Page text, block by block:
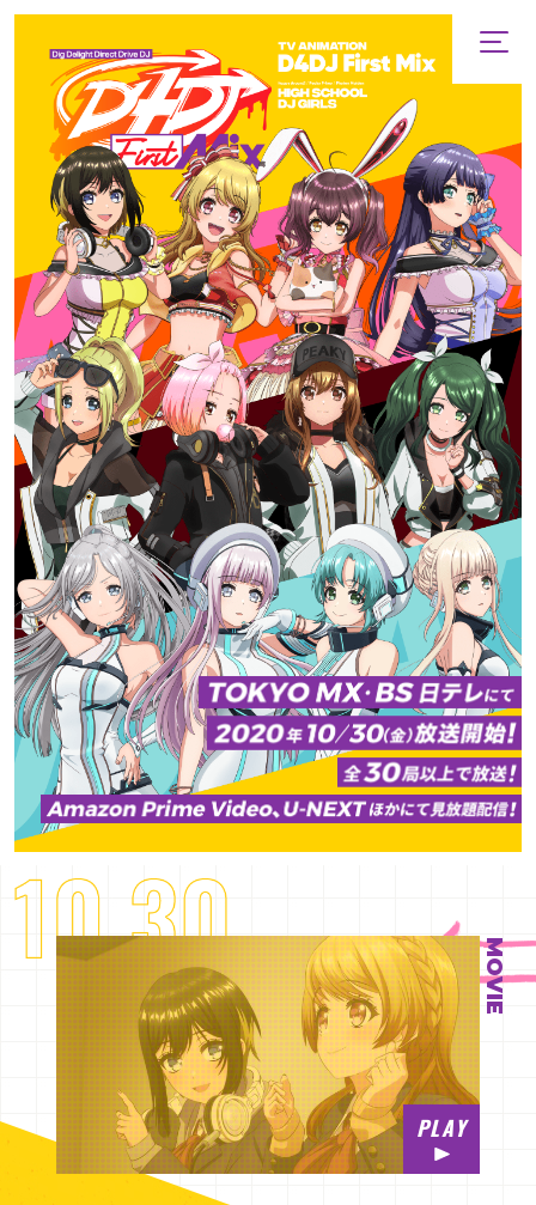
MOVIE
PLAY